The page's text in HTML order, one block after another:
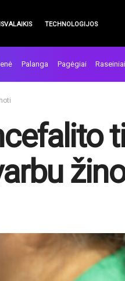
TECHNOLOGIJOS
Palanga Pagėgiai Raseiniai